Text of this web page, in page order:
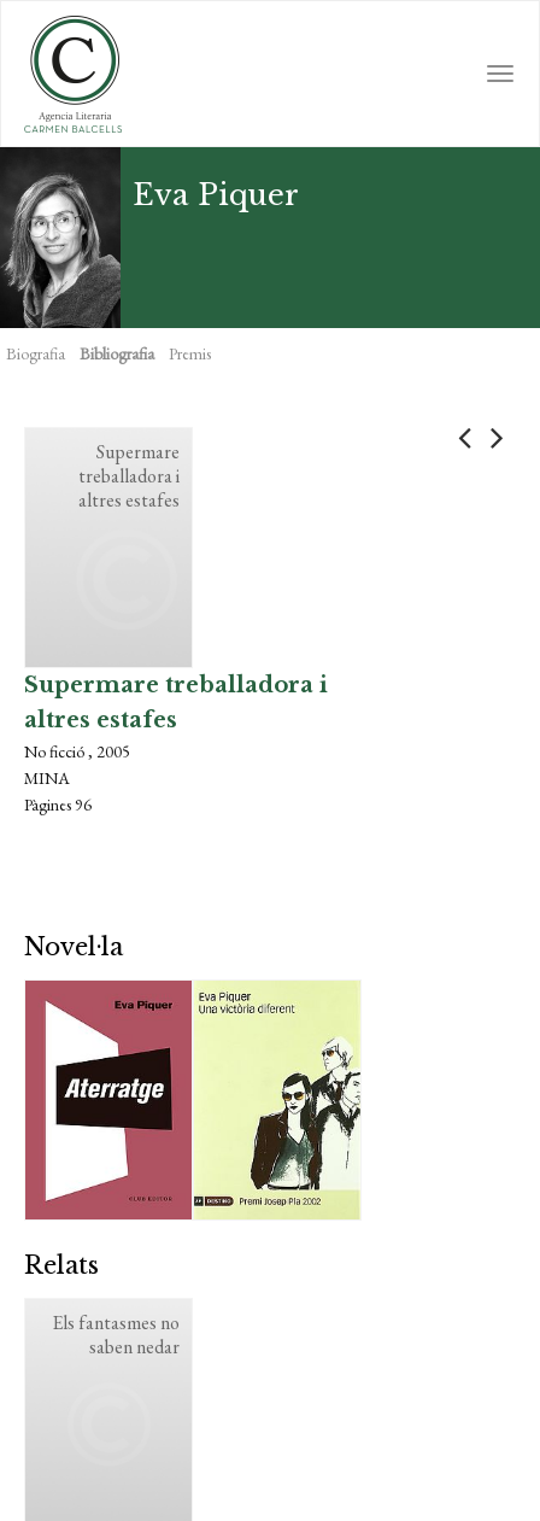
main
content
Eva Piquer
Biografia Bibliografia Premis
Supermare
treballadora i
altres estafes
Supermare treballadora i
altres estafes
No ficció , 2005
MINA
Pàgines 96
Novel·la
Relats
Els fantasmes no
saben nedar